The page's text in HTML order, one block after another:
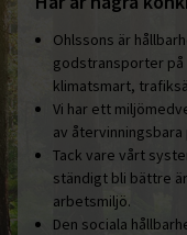
Ohlssons är
godstransporter på
klimatsmart,
Vi har ett
av
Tack vare vårt
ständigt bli bättre
arbetsmiljö.
Den sociala